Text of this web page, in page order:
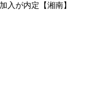
入が内定【湘南】